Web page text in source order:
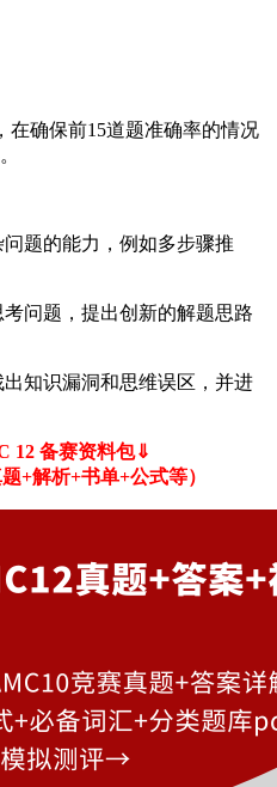
在确保前15道题准确率的情况
题的能力，例如多步骤推
问题，提出创新的解题思路
知识漏洞和思维误区，并进
12 备赛资料包⇓
+解析+书单+公式等）